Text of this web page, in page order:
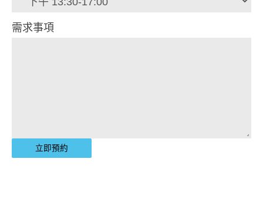
需求事項
立即預約